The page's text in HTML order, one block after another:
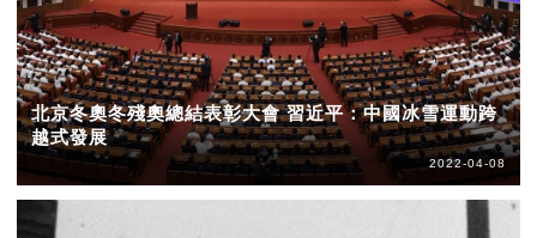
北京冬奧冬殘奧總結表彰大會 習近平：中國冰雪運動跨
越式發展
2022-04-08